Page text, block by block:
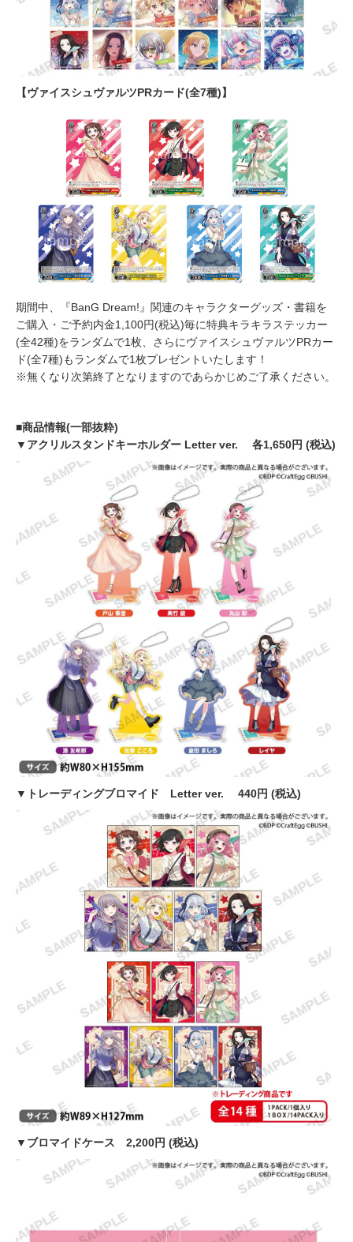
【ヴァイスシュヴァルツPRカード(全7種)】
期間中、『BanG Dream!』関連のキャラクターグッズ・書籍を
ご購入・ご予約内金1,100円(税込)毎に特典キラキラステッカー
(全42種)をランダムで1枚、さらにヴァイスシュヴァルツPRカー
ド(全7種)もランダムで1枚プレゼントいたします！
※無くなり次第終了となりますのであらかじめご了承ください。
■商品情報(一部抜粋)
▼アクリルスタンドキーホルダー Letter ver. 各1,650円 (税込)
▼トレーディングブロマイド Letter ver. 440円 (税込)
▼ブロマイドケース 2,200円 (税込)